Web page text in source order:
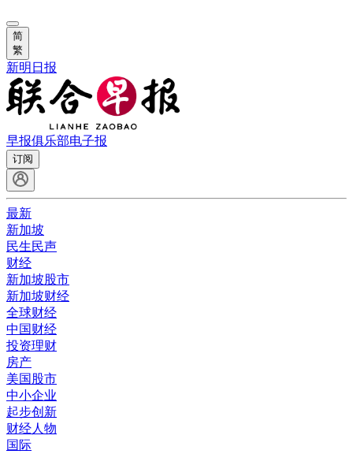
简
繁
新明日报
早报俱乐部电子报
订阅
最新
新加坡
民生民声
财经
新加坡股市
新加坡财经
全球财经
中国财经
投资理财
房产
美国股市
中小企业
起步创新
财经人物
国际